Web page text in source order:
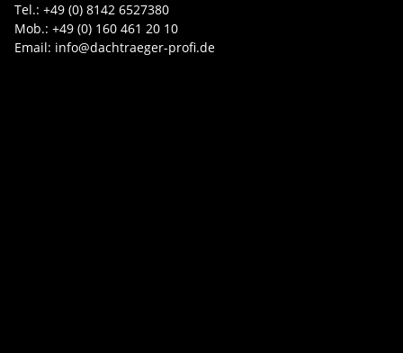
Tel.: +49 (0) 8142 6527380
Mob.: +49 (0) 160 461 20 10
Email: info@dachtraeger-profi.de